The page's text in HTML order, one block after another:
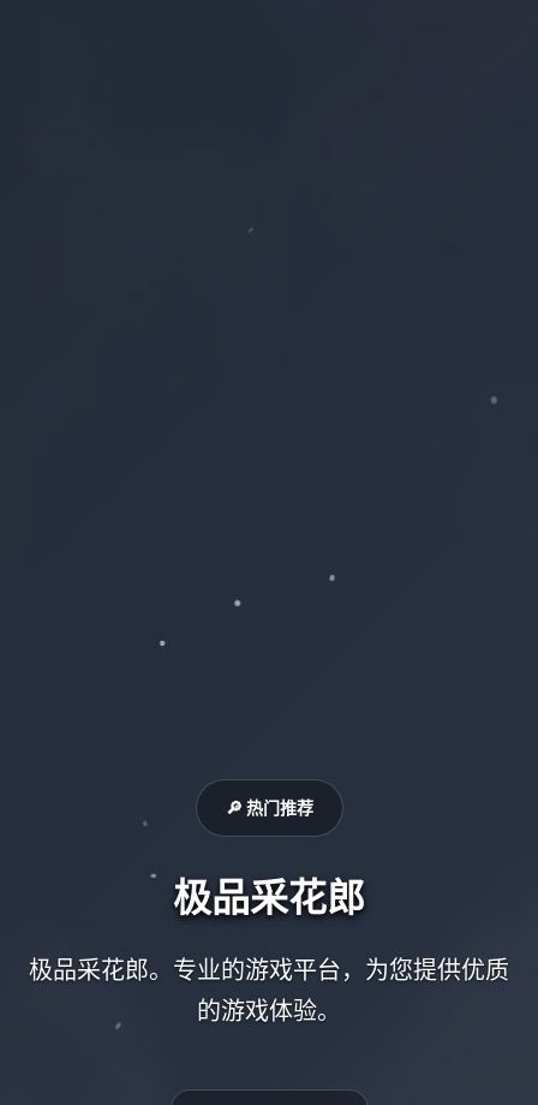
🔎 热门推荐
极品采花郎
极品采花郎。专业的游戏平台，为您提供优质
的游戏体验。